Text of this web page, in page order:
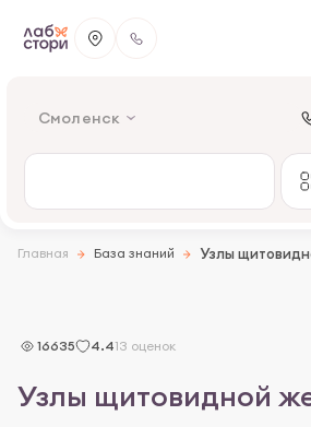
Смоленск
Главная База знаний Узлы
16635 4.413 оценок
Узлы щитовидной
Причины образования
Диагностика